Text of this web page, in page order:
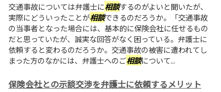
交通事故については弁護士に相談するのがよいと聞いたが、
実際にどういったことが相談できるのだろうか。「交通事故
の当事者となった場合には、基本的に保険会社に任せるもの
だと思っていたが、誠実な回答がなく困っている。弁護士に
依頼すると変わるのだろうか。交通事故の被害に遭われてし
まった方のなかには、弁護士へのご相談について...
保険会社との示談交渉を弁護士に依頼するメリット